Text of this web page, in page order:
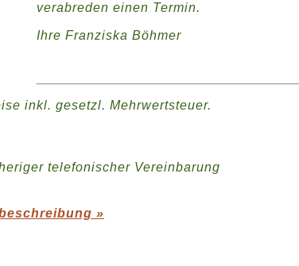
verabreden einen Termin.
Ihre Franziska Böhmer
inkl. gesetzl. Mehrwertsteuer.
telefonischer Vereinbarung
»